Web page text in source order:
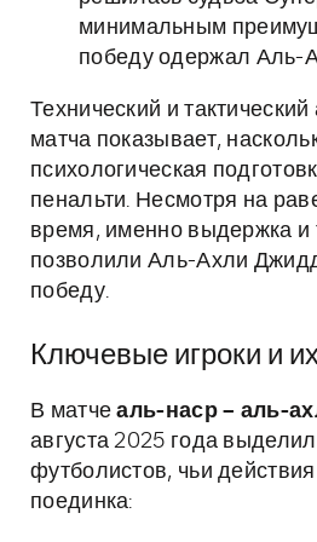
минимальным
победу одержал Аль-
Технический и тактический
матча показывает,
психологическая
пенальти. Несмотря на
время, именно выдержка и
позволили Аль-Ахли
победу.
Ключевые игроки и
В матчеаль-наср – аль-
августа 2025 года
футболистов, чьи
поединка: